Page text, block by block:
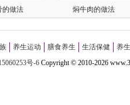
的做法 焖牛肉的做法
养生运动 膳食养生 生活保健
养
号-6Copyright©2010-2026